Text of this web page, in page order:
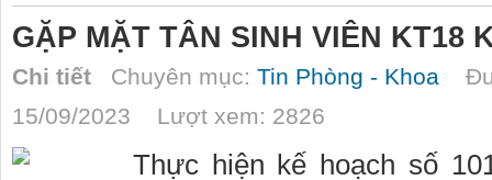
GẶP MẶT TÂN SINH VIÊN KT18
Chi tiết Chuyên mục: Tin Phòng - Khoa
15/09/2023 Lượt xem: 2826
Thực hiện kế hoạch số